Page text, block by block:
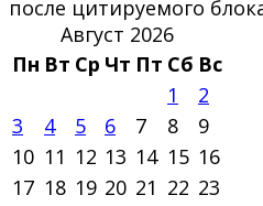
после цитируемого
Август 2026
Пн Вт Ср Чт Пт Сб Вс
1
2
3
4 5 6 7 8
9
10 11 12 13 14 15 16
17 18 19 20 21 22 23